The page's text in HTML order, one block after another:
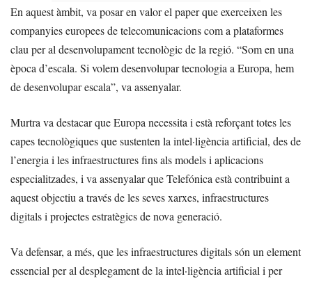
En aquest àmbit, va posar en valor el paper que exerceixen les
companyies europees de telecomunicacions com a plataformes
clau per al desenvolupament tecnològic de la regió. “Som en una
època d’escala. Si volem desenvolupar tecnologia a Europa, hem
de desenvolupar escala”, va assenyalar.
Murtra va destacar que Europa necessita i està reforçant totes les
capes tecnològiques que sustenten la intel·ligència artificial, des de
l’energia i les infraestructures fins als models i aplicacions
especialitzades, i va assenyalar que Telefónica està contribuint a
aquest objectiu a través de les seves xarxes, infraestructures
digitals i projectes estratègics de nova generació.
Va defensar, a més, que les infraestructures digitals són un element
essencial per al desplegament de la intel·ligència artificial i per